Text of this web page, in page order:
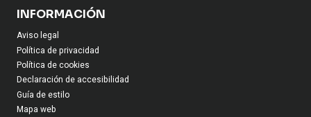
INFORMACIÓN
Aviso legal
Política de privacidad
Política de cookies
Declaración de accesibilidad
Guía de estilo
Mapa web